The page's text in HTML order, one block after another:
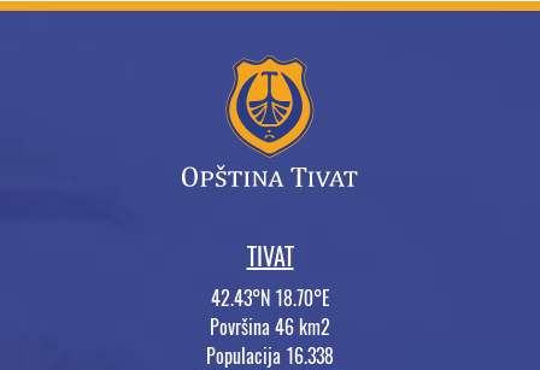
TIVAT
42.43°N 18.70°E
Površina 46 km2
Populacija 16.338